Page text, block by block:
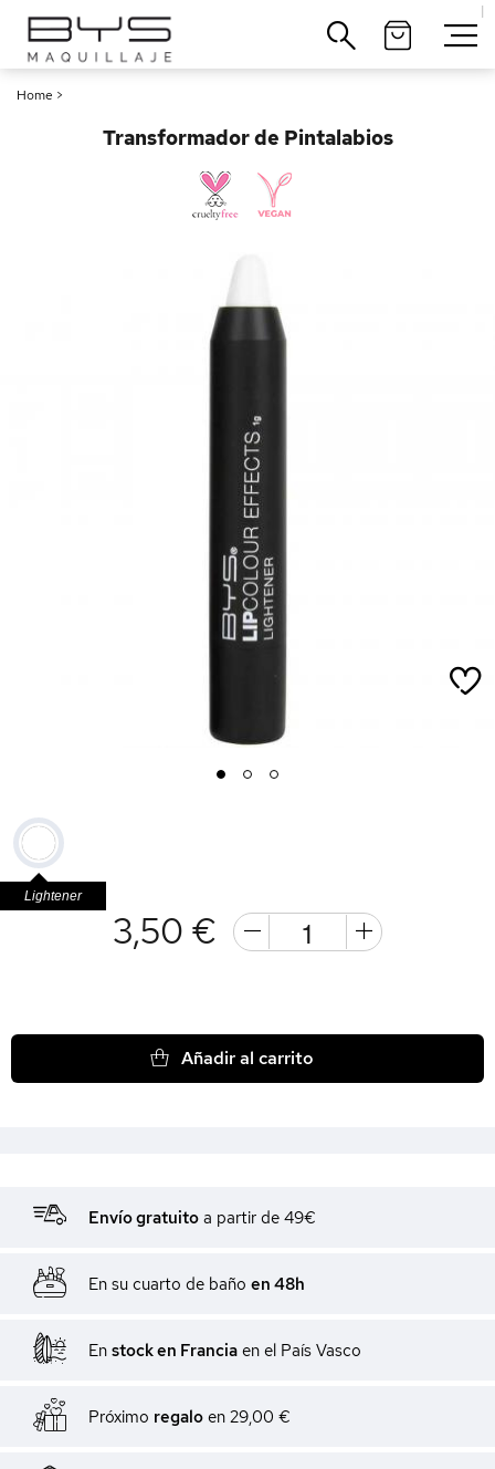
|
Home >
Transformador de Pintalabios
1 2 3
3,50 €
Añadir al carrito
Envío gratuito a partir de 49€
En su cuarto de baño en 48h
En stock en Francia en el País Vasco
Próximo regalo en 29,00 €
Cerrar
Lightener